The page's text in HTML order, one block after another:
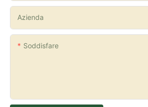
Azienda
Soddisfare